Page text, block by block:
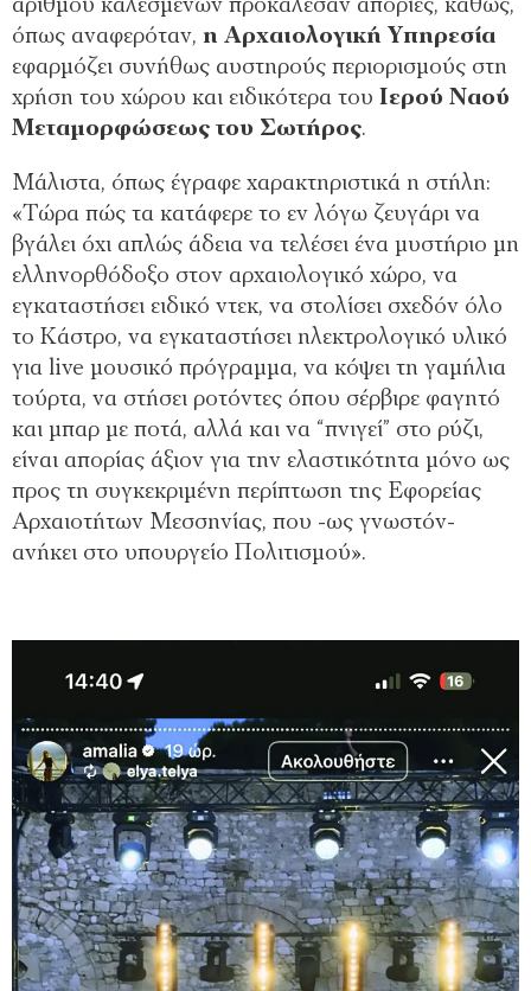
αριθμού καλεσμένων προκάλεσαν απορίες, καθώς,
όπως αναφερόταν, η Αρχαιολογική Υπηρεσία
εφαρμόζει συνήθως αυστηρούς περιορισμούς στη
χρήση του χώρου και ειδικότερα του Ιερού Ναού
Μεταμορφώσεως του Σωτήρος.
Μάλιστα, όπως έγραφε χαρακτηριστικά η στήλη:
«Τώρα πώς τα κατάφερε το εν λόγω ζευγάρι να
βγάλει όχι απλώς άδεια να τελέσει ένα μυστήριο μη
ελληνορθόδοξο στον αρχαιολογικό χώρο, να
εγκαταστήσει ειδικό ντεκ, να στολίσει σχεδόν όλο
το Κάστρο, να εγκαταστήσει ηλεκτρολογικό υλικό
για live μουσικό πρόγραμμα, να κόψει τη γαμήλια
τούρτα, να στήσει ροτόντες όπου σέρβιρε φαγητό
και μπαρ με ποτά, αλλά και να “πνιγεί” στο ρύζι,
είναι απορίας άξιον για την ελαστικότητα μόνο ως
προς τη συγκεκριμένη περίπτωση της Εφορείας
Αρχαιοτήτων Μεσσηνίας, που -ως γνωστόν-
ανήκει στο υπουργείο Πολιτισμού».